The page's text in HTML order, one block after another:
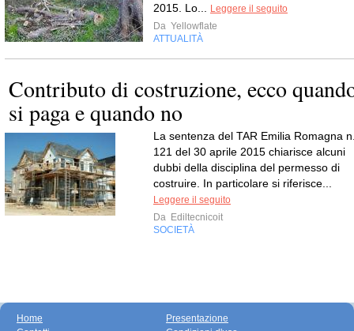
2015. Lo...
Leggere il seguito
Da Yellowflate
ATTUALITÀ
Contributo di costruzione, ecco
si paga e quando no
La sentenza del TAR Emilia Romagna
121 del 30 aprile 2015 chiarisce alcuni
dubbi della disciplina del permesso di
costruire. In particolare si riferisce...
Leggere il seguito
Da Ediltecnicoit
SOCIETÀ
Home
Presentazione